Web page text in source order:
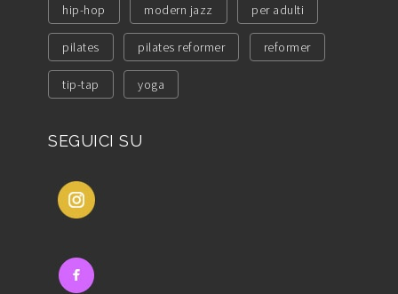
hip-hop modern jazz per adulti
pilates pilates reformer reformer
tip-tap yoga
SEGUICI SU